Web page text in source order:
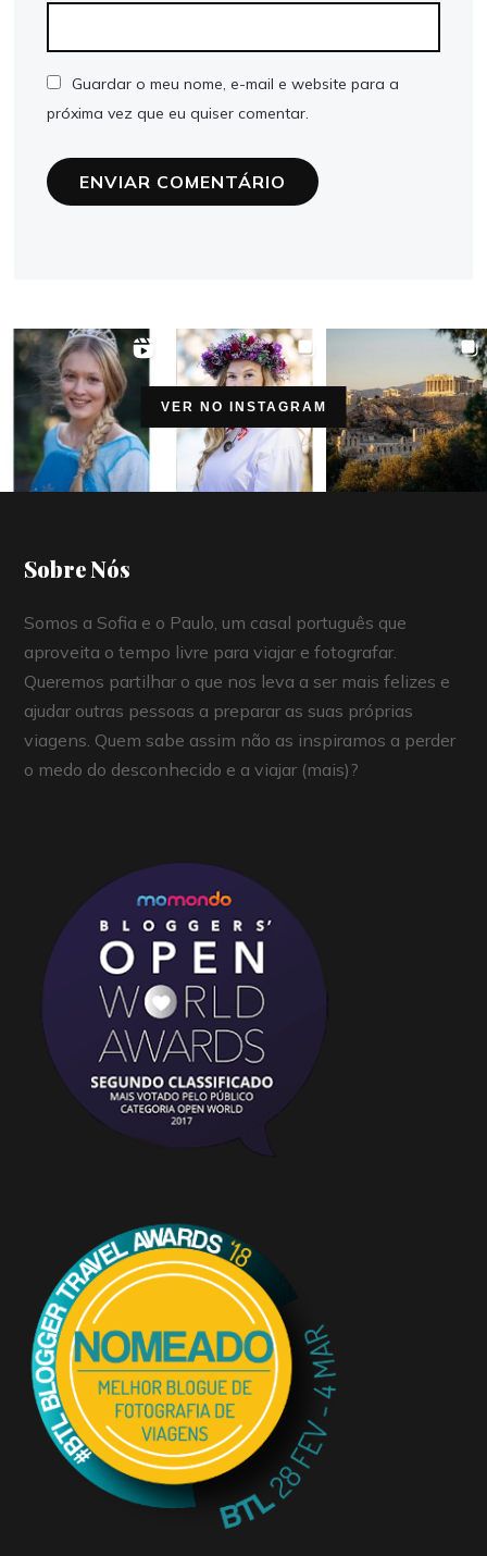
Guardar o meu nome, e-mail e website para a
próxima vez que eu quiser comentar.
VER NO INSTAGRAM
Sobre Nós
Somos a Sofia e o Paulo, um casal português que
aproveita o tempo livre para viajar e fotografar.
Queremos partilhar o que nos leva a ser mais felizes e
ajudar outras pessoas a preparar as suas próprias
viagens. Quem sabe assim não as inspiramos a perder
o medo do desconhecido e a viajar (mais)?